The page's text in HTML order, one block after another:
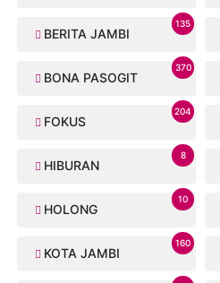
BERITA JAMBI
135
BONA PASOGIT
370
FOKUS
204
HIBURAN
8
HOLONG
10
KOTA JAMBI
160